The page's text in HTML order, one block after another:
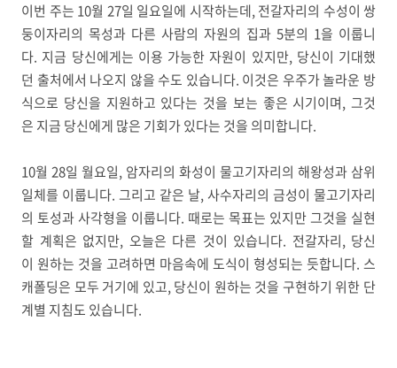
이번 주는 10월 27일 일요일에 시작하는데, 전갈자리의 수성이 쌍
둥이자리의 목성과 다른 사람의 자원의 집과 5분의 1을 이룹니
다. 지금 당신에게는 이용 가능한 자원이 있지만, 당신이 기대했
던 출처에서 나오지 않을 수도 있습니다. 이것은 우주가 놀라운 방
식으로 당신을 지원하고 있다는 것을 보는 좋은 시기이며, 그것
은 지금 당신에게 많은 기회가 있다는 것을 의미합니다.
10월 28일 월요일, 암자리의 화성이 물고기자리의 해왕성과 삼위
일체를 이룹니다. 그리고 같은 날, 사수자리의 금성이 물고기자리
의 토성과 사각형을 이룹니다. 때로는 목표는 있지만 그것을 실현
할 계획은 없지만, 오늘은 다른 것이 있습니다. 전갈자리, 당신
이 원하는 것을 고려하면 마음속에 도식이 형성되는 듯합니다. 스
캐폴딩은 모두 거기에 있고, 당신이 원하는 것을 구현하기 위한 단
계별 지침도 있습니다.